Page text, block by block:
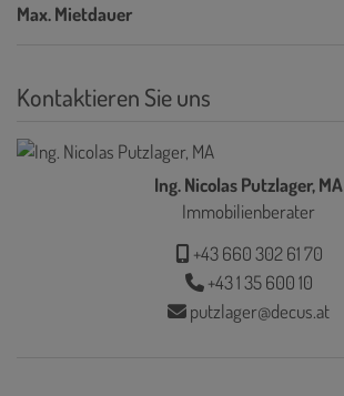
Max. Mietdauer
Kontaktieren Sie uns
Ing. Nicolas Putzlager, MA
Immobilienberater
+43 660 302 61 70
+43 1 35 600 10
putzlager@decus.at